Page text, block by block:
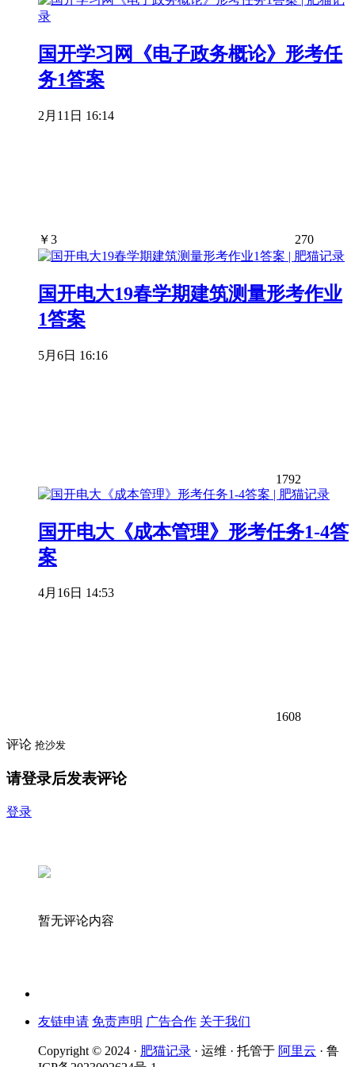
国开学习网《电子政务概论》形考任
务1答案
2月11日 16:14
￥3 270
国开电大19春学期建筑测量形考作业
1答案
5月6日 16:16
1792
国开电大《成本管理》形考任务1-4答
案
4月16日 14:53
1608
评论 抢沙发
请登录后发表评论
登录
暂无评论内容
友链申请 免责声明 广告合作 关于我们
Copyright © 2024 · 肥猫记录 · 运维 · 托管于 阿里云 · 鲁